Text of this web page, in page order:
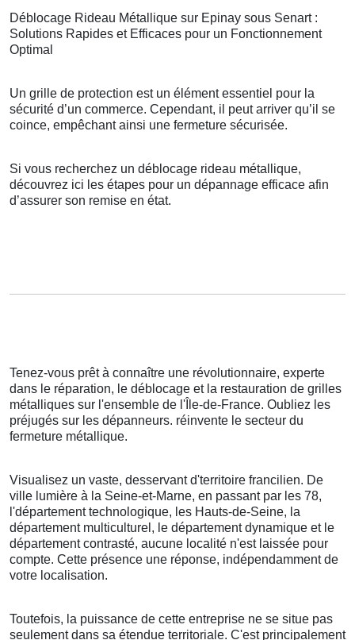
Déblocage Rideau Métallique sur Epinay sous Senart :
Solutions Rapides et Efficaces pour un Fonctionnement
Optimal
Un grille de protection est un élément essentiel pour la
sécurité d’un commerce. Cependant, il peut arriver qu’il se
coince, empêchant ainsi une fermeture sécurisée.
Si vous recherchez un déblocage rideau métallique,
découvrez ici les étapes pour un dépannage efficace afin
d’assurer son remise en état.
Tenez-vous prêt à connaître une révolutionnaire, experte
dans le réparation, le déblocage et la restauration de grilles
métalliques sur l'ensemble de l'Île-de-France. Oubliez les
préjugés sur les dépanneurs. réinvente le secteur du
fermeture métallique.
Visualisez un vaste, desservant d'territoire francilien. De
ville lumière à la Seine-et-Marne, en passant par les 78,
l'département technologique, les Hauts-de-Seine, la
département multiculturel, le département dynamique et le
département contrasté, aucune localité n'est laissée pour
compte. Cette présence une réponse, indépendamment de
votre localisation.
Toutefois, la puissance de cette entreprise ne se situe pas
seulement dans sa étendue territoriale. C'est principalement